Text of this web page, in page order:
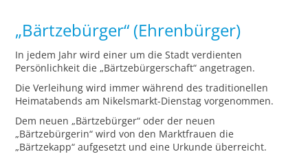
„Bärtzebürger“ (Ehrenbürger)
In jedem Jahr wird einer um die Stadt verdienten
Persönlichkeit die „Bärtzebürgerschaft“ angetragen.
Die Verleihung wird immer während des traditionellen
Heimatabends am Nikelsmarkt-Dienstag vorgenommen.
Dem neuen „Bärtzebürger“ oder der neuen
„Bärtzebürgerin“ wird von den Marktfrauen die
„Bärtzekapp“ aufgesetzt und eine Urkunde überreicht.